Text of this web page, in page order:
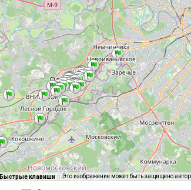
Быстрые клавиши Это изображение может быть защищено